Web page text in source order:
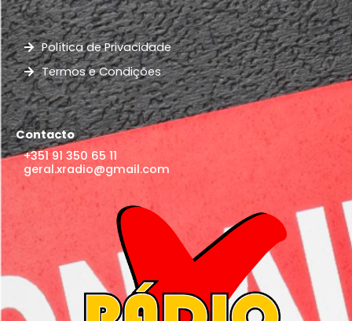
Política de Privacidade
Termos e Condições
Contacto
+351 91 350 65 11
geral.xradio@gmail.com